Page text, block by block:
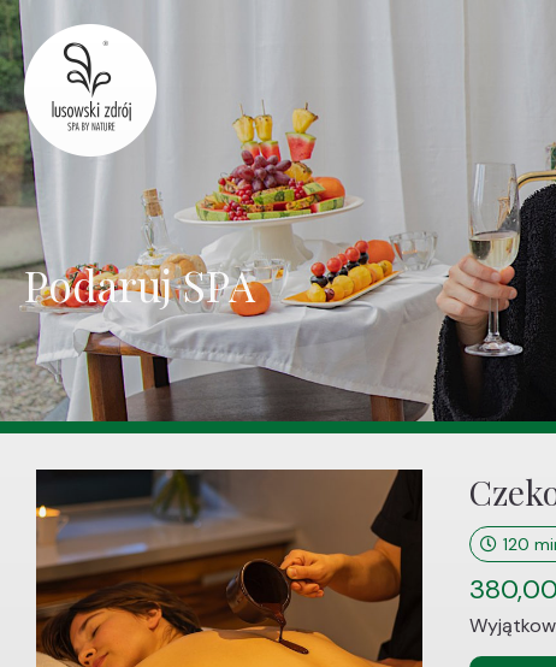
Podaruj SPA
120
380,00